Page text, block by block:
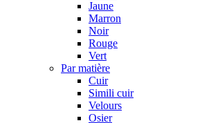
Jaune
Marron
Noir
Rouge
Vert
Par matière
Cuir
Simili cuir
Velours
Osier